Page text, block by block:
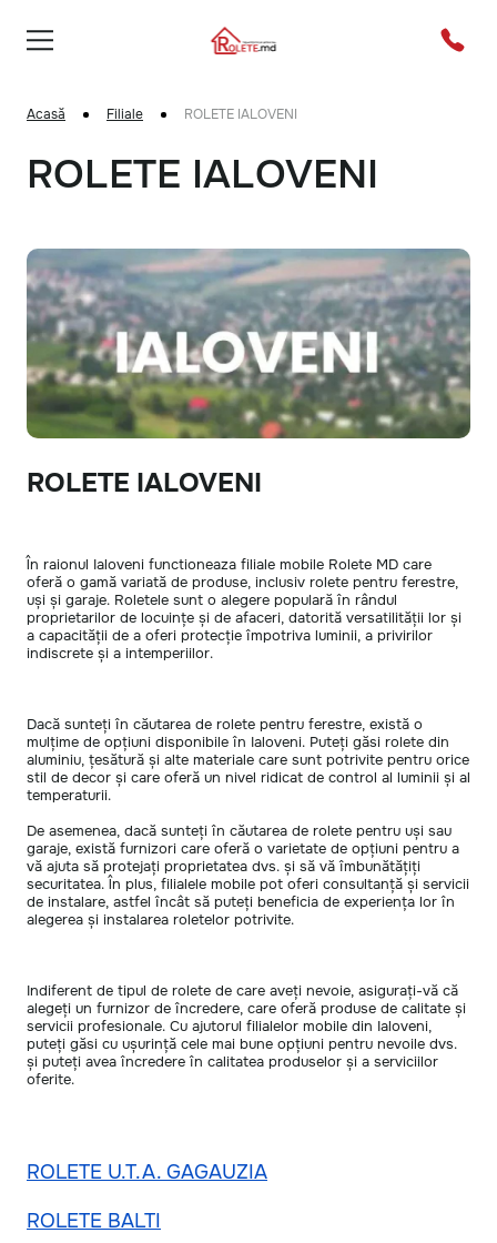
Acasă Filiale ROLETE IALOVENI
ROLETE IALOVENI
ROLETE IALOVENI
În raionul Ialoveni functioneaza filiale mobile Rolete MD care
oferă o gamă variată de produse, inclusiv rolete pentru ferestre,
uși și garaje. Roletele sunt o alegere populară în rândul
proprietarilor de locuințe și de afaceri, datorită versatilității lor și
a capacității de a oferi protecție împotriva luminii, a privirilor
indiscrete și a intemperiilor.
Dacă sunteți în căutarea de rolete pentru ferestre, există o
mulțime de opțiuni disponibile în Ialoveni. Puteți găsi rolete din
aluminiu, țesătură și alte materiale care sunt potrivite pentru orice
stil de decor și care oferă un nivel ridicat de control al luminii și al
temperaturii.
De asemenea, dacă sunteți în căutarea de rolete pentru uși sau
garaje, există furnizori care oferă o varietate de opțiuni pentru a
vă ajuta să protejați proprietatea dvs. și să vă îmbunătățiți
securitatea. În plus, filialele mobile pot oferi consultanță și servicii
de instalare, astfel încât să puteți beneficia de experiența lor în
alegerea și instalarea roletelor potrivite.
Indiferent de tipul de rolete de care aveți nevoie, asigurați-vă că
alegeți un furnizor de încredere, care oferă produse de calitate și
servicii profesionale. Cu ajutorul filialelor mobile din Ialoveni,
puteți găsi cu ușurință cele mai bune opțiuni pentru nevoile dvs.
și puteți avea încredere în calitatea produselor și a serviciilor
oferite.
ROLETE U.T.A. GAGAUZIA
ROLETE BALTI